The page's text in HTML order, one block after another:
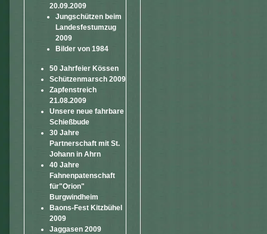
20.09.2009
Jungschützen beim
Landesfestumzug
2009
Bilder von 1984
50 Jahrfeier Kössen
Schützenmarsch 2009
Zapfenstreich
21.08.2009
Unsere neue fahrbare
Schießbude
30 Jahre
Partnerschaft mit St.
Johann in Ahrn
40 Jahre
Fahnenpatenschaft
für"Orion"
Burgwindheim
Baons-Fest Kitzbühel
2009
Jaggasen 2009